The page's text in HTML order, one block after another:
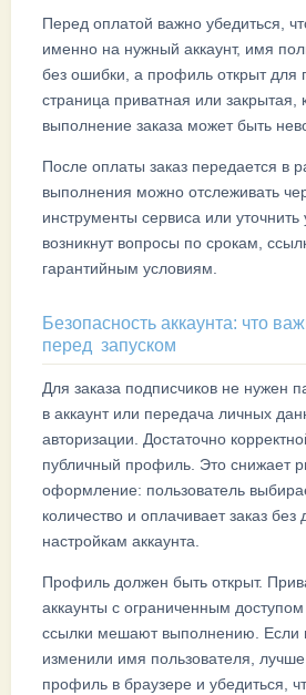
Перед оплатой важно убедиться,
именно на нужный аккаунт, имя
без ошибки, а профиль открыт для
страница приватная или закрытая,
выполнение заказа может быть
После оплаты заказ передается в
выполнения можно отслеживать
инструменты сервиса или
возникнут вопросы по срокам,
гарантийным условиям.
Безопасность аккаунта: что
перед запуском
Для заказа подписчиков не нужен
в аккаунт или передача личных
авторизации. Достаточно
публичный профиль. Это снижает
оформление: пользователь
количество и оплачивает заказ без
настройкам аккаунта.
Профиль должен быть открыт.
аккаунты с ограниченным
ссылки мешают выполнению. Если
изменили имя пользователя,
профиль в браузере и убедиться,